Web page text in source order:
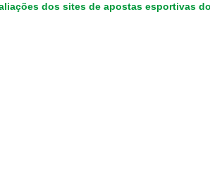
dos sites de apostas esportivas